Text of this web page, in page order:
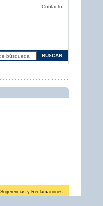
Contacto
Sugerencias y Reclamaciones